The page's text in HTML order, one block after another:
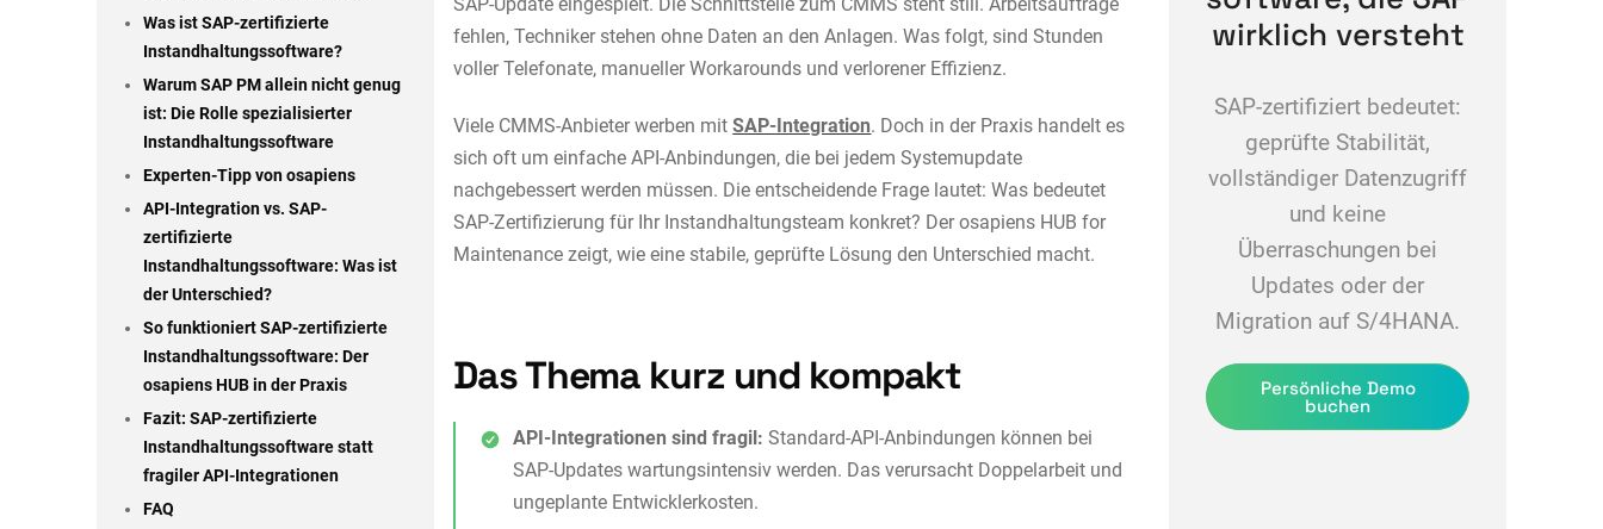
Was ist SAP-zertifizierte
Instandhaltungssoftware?
Warum SAP PM allein nicht genug
ist: Die Rolle spezialisierter
Instandhaltungssoftware
Experten-Tipp von osapiens
API-Integration vs. SAP-
zertifizierte
Instandhaltungssoftware: Was ist
der Unterschied?
So funktioniert SAP-zertifizierte
Instandhaltungssoftware: Der
osapiens HUB in der Praxis
Fazit: SAP-zertifizierte
Instandhaltungssoftware statt
fragiler API-Integrationen
FAQ
fehlen, Techniker stehen ohne Daten an den Anlagen. Was folgt, sind Stunden
voller Telefonate, manueller Workarounds und verlorener Effizienz.
Viele CMMS-Anbieter werben mitSAP-Integration. Doch in der Praxis handelt es
sich oft um einfache API-Anbindungen, die bei jedem Systemupdate
nachgebessert werden müssen. Die entscheidende Frage lautet: Was bedeutet
SAP-Zertifizierung für Ihr Instandhaltungsteam konkret? Der osapiens HUB for
Maintenance zeigt, wie eine stabile, geprüfte Lösung den Unterschied macht.
Das Thema kurz und kompakt
API-Integrationen sind fragil: Standard-API-Anbindungen können bei
SAP-Updates wartungsintensiv werden. Das verursacht Doppelarbeit und
ungeplante Entwicklerkosten.
wirklich versteht
SAP-zertifiziert bedeutet:
geprüfte Stabilität,
vollständiger Datenzugriff
und keine
Überraschungen bei
Updates oder der
Migration auf S/4HANA.
Persönliche Demo
buchen